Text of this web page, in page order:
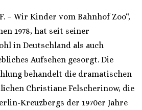
– Wir Kinder vom Bahnhof Zoo“,
1978, hat seit seiner
in Deutschland als auch
Aufsehen gesorgt. Die
behandelt die dramatischen
Christiane Felscherinow, die
Kreuzbergs der 1970er Jahre